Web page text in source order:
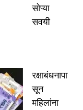
सोप्या
सवयी
रक्षाबंधनापा
सून
महिलांना